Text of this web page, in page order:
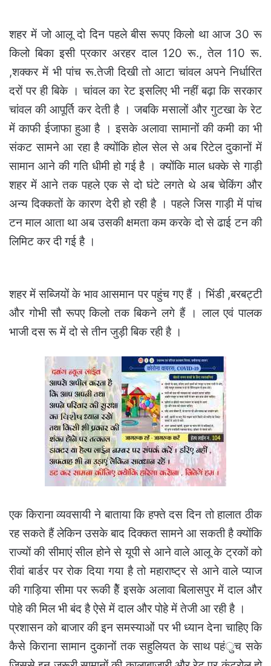
शहर में जो आलू दो दिन पहले बीस रूपए किलो था आज 30 रू
किलो बिका इसी प्रकार अरहर दाल 120 रू., तेल 110 रू.
,शक्कर में भी पांच रू.तेजी दिखी तो आटा चांवल अपने निर्धारित
दरों पर ही बिके । चांवल का रेट इसलिए भी नहीं बढ़ा कि सरकार
चांवल की आपूर्ति कर देती है । जबकि मसालों और गुटखा के रेट
में काफी ईजाफा हुआ है । इसके अलावा सामानों की कमी का भी
संकट सामने आ रहा है क्योंकि होल सेल से अब रिटेल दुकानों में
सामान आने की गति धीमी हो गई है । क्योंकि माल धक्के से गाड़ी
शहर में आने तक पहले एक से दो घंटे लगते थे अब चेकिंग और
अन्य दिक्कतों के कारण देरी हो रही है । पहले जिस गाड़ी में पांच
टन माल आता था अब उसकी क्षमता कम करके दो से ढाई टन की
लिमिट कर दी गई है ।
शहर में सब्जियों के भाव आसमान पर पहुंच गए हैं । भिंडी ,बरबट्टी
और गोभी सौ रूपए किलो तक बिकने लगे हैं । लाल एवं पालक
भाजी दस रू में दो से तीन जुड़ी बिक रही है ।
एक किराना व्यवसायी ने बाताया कि हफ्ते दस दिन तो हालात ठीक
रह सकते हैं लेकिन उसके बाद दिक्कत सामने आ सकती है क्योंकि
राज्यों की सीमाएं सील होने से यूपी से आने वाले आलू के ट्रकों को
रीवां बार्डर पर रोक दिया गया है तो महाराष्ट्र से आने वाले प्याज
की गाड़िया सीमा पर रूकी हेैं इसके अलावा बिलासपुर में दाल और
पोहे की मिल भी बंद है ऐसे में दाल और पोहे में तेजी आ रही है ।
प्रशासन को बाजार की इन समस्याओं पर भी ध्यान देना चाहिए कि
कैसे किराना सामान दुकानों तक सहुलियत के साथ पहंुच सके